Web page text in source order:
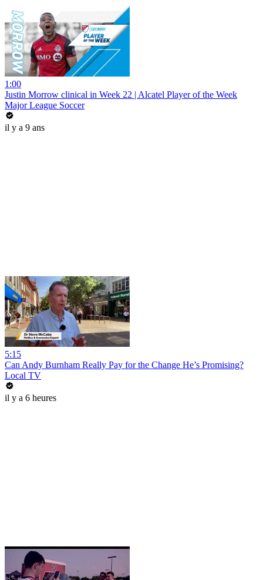
1:00
Justin Morrow clinical in Week 22 | Alcatel Player of the Week
Major League Soccer
il y a 9 ans
5:15
Can Andy Burnham Really Pay for the Change He’s Promising?
Local TV
il y a 6 heures